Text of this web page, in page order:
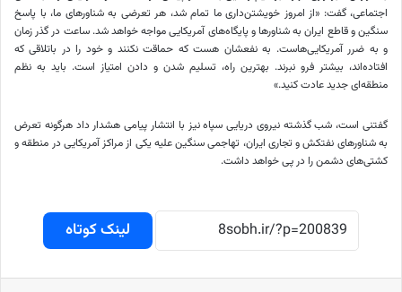
اجتماعی، گفت: ‏«از امروز خویشتن‌داری ما تمام شد، هر تعرضی به شناورهای ما، با پاسخ
سنگین و قاطع ایران به شناورها و پایگاه‌های آمریکایی مواجه خواهد شد. ساعت در گذر زمان
و به ضرر آمریکایی‌هاست. به نفعشان هست که حماقت نکنند و خود را در باتلاقی که
افتاده‌اند، بیشتر فرو نبرند. بهترین راه، تسلیم شدن و دادن امتیاز است. باید به نظم
منطقه‌ای جدید عادت کنید.»
گفتنی است، شب گذشته نیروی دریایی سپاه نیز با انتشار پیامی هشدار داد هرگونه تعرض
به شناورهای نفتکش و تجاری ایران، تهاجمی سنگین علیه یکی از مراکز آمریکایی در منطقه و
کشتی‌های دشمن را در پی خواهد داشت.
لینک کوتاه